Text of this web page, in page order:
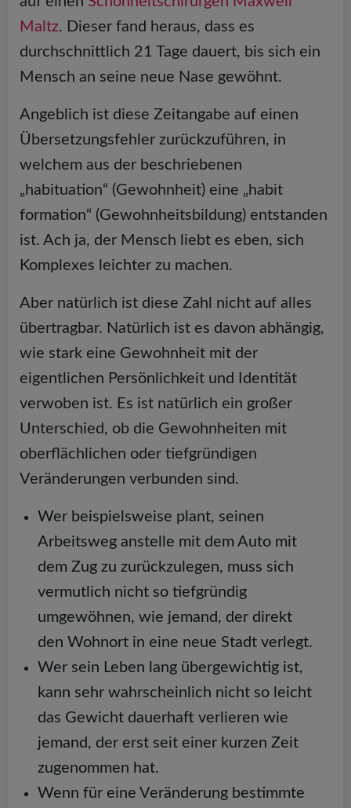
Maltz. Dieser fand heraus, dass es
durchschnittlich 21 Tage dauert, bis sich ein
Mensch an seine neue Nase gewöhnt.
Angeblich ist diese Zeitangabe auf einen
Übersetzungsfehler zurückzuführen, in
welchem aus der beschriebenen
„habituation“ (Gewohnheit) eine „habit
formation“ (Gewohnheitsbildung) entstanden
ist. Ach ja, der Mensch liebt es eben, sich
Komplexes leichter zu machen.
Aber natürlich ist diese Zahl nicht auf alles
übertragbar. Natürlich ist es davon abhängig,
wie stark eine Gewohnheit mit der
eigentlichen Persönlichkeit und Identität
verwoben ist. Es ist natürlich ein großer
Unterschied, ob die Gewohnheiten mit
oberflächlichen oder tiefgründigen
Veränderungen verbunden sind.
Wer beispielsweise plant, seinen
Arbeitsweg anstelle mit dem Auto mit
dem Zug zu zurückzulegen, muss sich
vermutlich nicht so tiefgründig
umgewöhnen, wie jemand, der direkt
den Wohnort in eine neue Stadt verlegt.
Wer sein Leben lang übergewichtig ist,
kann sehr wahrscheinlich nicht so leicht
das Gewicht dauerhaft verlieren wie
jemand, der erst seit einer kurzen Zeit
zugenommen hat.
Wenn für eine Veränderung bestimmte